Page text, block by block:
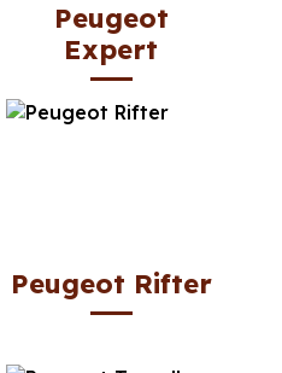
Peugeot
Expert
Peugeot Rifter